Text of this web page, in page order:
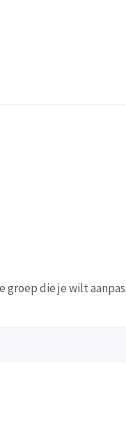
die je wilt